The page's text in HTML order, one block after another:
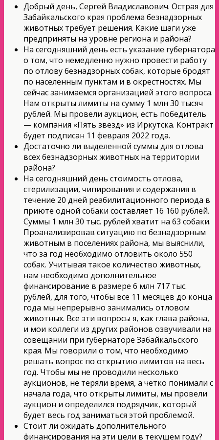
Добрый день, Сергей Владиславович. Острая для
Забайкальского края проблема безнадзорных
животных требует решения. Какие шаги уже
предприняты на уровне региона и района?
На сегодняшний день есть указание губернатора
о том, что немедленно нужно провести работу
по отлову безнадзорных собак, которые бродят
по населенным пунктам и в окрестностях. Мы
сейчас занимаемся организацией этого вопроса.
Нам открыты лимиты на сумму 1 млн 30 тысяч
рублей. Мы провели аукцион, есть победитель
— компания «Пять звезд» из Иркутска. Контракт
будет подписан 11 февраля 2022 года.
Достаточно ли выделенной суммы для отлова
всех безнадзорных животных на территории
района?
На сегодняшний день стоимость отлова,
стерилизации, чипирования и содержания в
течение 20 дней реабилитационного периода в
приюте одной собаки составляет 16 160 рублей.
Суммы 1 млн 30 тыс. рублей хватит на 63 собаки.
Проанализировав ситуацию по безнадзорным
животным в поселениях района, мы выяснили,
что за год необходимо отловить около 550
собак. Учитывая такое количество животных,
нам необходимо дополнительное
финансирование в размере 6 млн 717 тыс.
рублей, для того, чтобы все 11 месяцев до конца
года мы непрерывно занимались отловом
животных. Все эти вопросы я, как глава района,
и мои коллеги из других районов озвучивали на
совещании при губернаторе Забайкальского
края. Мы говорили о том, что необходимо
решать вопрос по открытию лимитов на весь
год. Чтобы мы не проводили несколько
аукционов, не теряли время, а четко понимали с
начала года, что открыты лимиты, мы провели
аукцион и определился подрядчик, который
будет весь год заниматься этой проблемой.
Стоит ли ожидать дополнительного
финансирования на эти цели в текущем году?